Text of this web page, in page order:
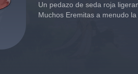
Un pedazo de seda roja
Muchos Eremitas a menudo